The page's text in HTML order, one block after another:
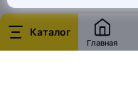
Каталог
Главная